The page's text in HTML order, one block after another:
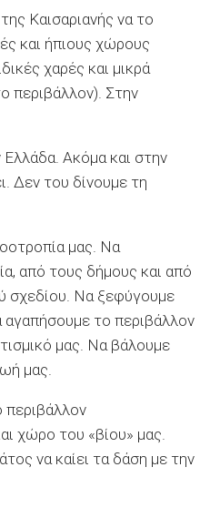
Καισαριανής να το
και ήπιους χώρους
χαρές και μικρά
περιβάλλον). Στην
Ακόμα και στην
Δεν του δίνουμε τη
μας. Να
από τους δήμους και από
σχεδίου. Να ξεφύγουμε
αγαπήσουμε το περιβάλλον
μας. Να βάλουμε
μας.
χώρο του «βίου» μας.
να καίει τα δάση με την